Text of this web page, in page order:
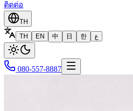
ติดต่อ
TH
TH
EN 中 日 한 ع
080-557-8887